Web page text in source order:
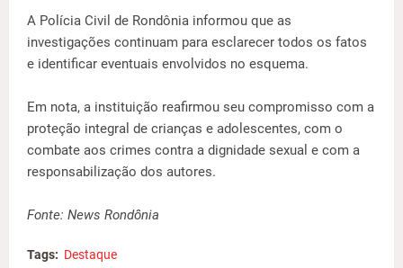
A Polícia Civil de Rondônia informou que as
investigações continuam para esclarecer todos os fatos
e identificar eventuais envolvidos no esquema.
Em nota, a instituição reafirmou seu compromisso com a
proteção integral de crianças e adolescentes, com o
combate aos crimes contra a dignidade sexual e com a
responsabilização dos autores.
Fonte: News Rondônia
Tags: Destaque